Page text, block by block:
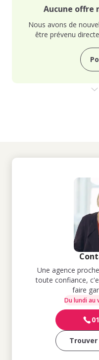
Aucune offre
Nous avons de
être prévenu
Une agence
toute confiance,
faire
Du lundi au